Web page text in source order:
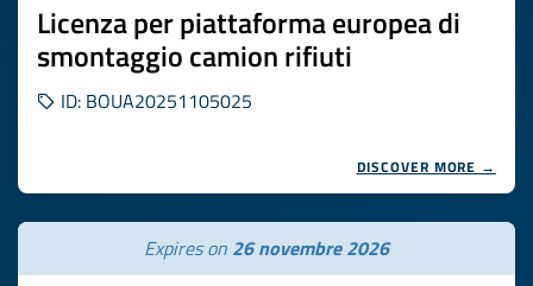
Licenza per piattaforma europea di
smontaggio camion rifiuti
ID: BOUA20251105025
DISCOVER MORE →
Expires on 26 novembre 2026